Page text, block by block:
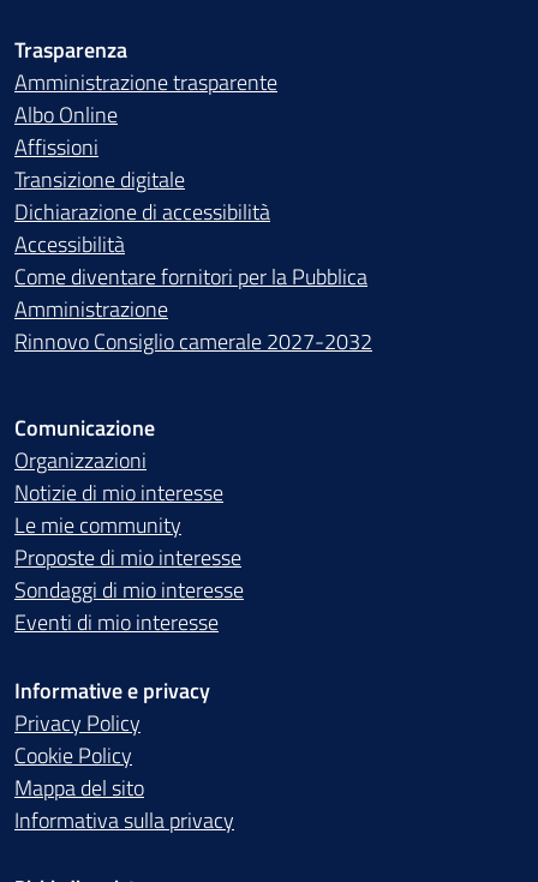
Trasparenza
Amministrazione trasparente
Albo Online
Affissioni
Transizione digitale
Dichiarazione di accessibilità
Accessibilità
Come diventare fornitori per la Pubblica
Amministrazione
Rinnovo Consiglio camerale 2027-2032
Comunicazione
Organizzazioni
Notizie di mio interesse
Le mie community
Proposte di mio interesse
Sondaggi di mio interesse
Eventi di mio interesse
Informative e privacy
Privacy Policy
Cookie Policy
Mappa del sito
Informativa sulla privacy